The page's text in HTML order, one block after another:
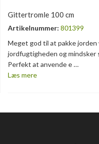
Gittertromle 100 cm
Artikelnummer: 801399
Meget god til at pakke
jordfugtigheden og
Perfekt at anvende e …
Læs mere